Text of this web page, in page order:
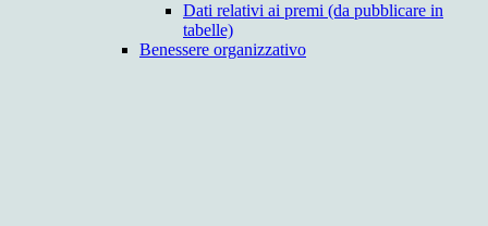
Dati relativi ai premi (da pubblicare in
tabelle)
Benessere organizzativo